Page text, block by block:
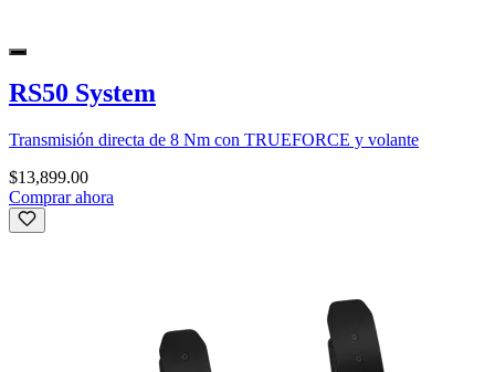
RS50 System
Transmisión directa de 8 Nm con TRUEFORCE y volante
$13,899.00
Comprar ahora